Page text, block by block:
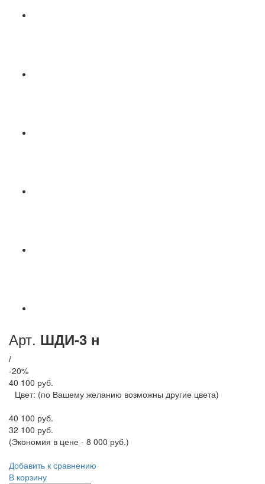
Арт. ШДИ-3 н
i
-20%
40 100 руб.
Цвет: (по Вашему желанию возможны другие цвета)
40 100 руб.
32 100 руб.
(Экономия в цене - 8 000 руб.)
Добавить к сравнению
В корзину